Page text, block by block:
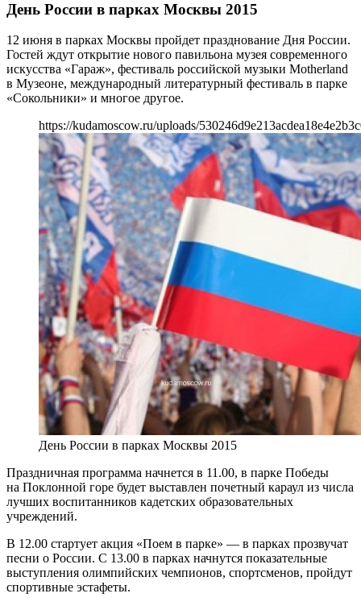
День России в парках Москвы 2015
12 июня в парках Москвы пройдет празднование Дня России.
Гостей ждут открытие нового павильона музея современного
искусства «Гараж», фестиваль российской музыки Motherland
в Музеоне, международный литературный фестиваль в парке
«Сокольники» и многое другое.
https://kudamoscow.ru/uploads/
День России в парках Москвы 2015
Праздничная программа начнется в 11.00, в парке Победы
на Поклонной горе будет выставлен почетный караул из числа
лучших воспитанников кадетских образовательных
учреждений.
В 12.00 стартует акция «Поем в парке» — в парках прозвучат
песни о России. С 13.00 в парках начнутся показательные
выступления олимпийских чемпионов, спортсменов, пройдут
спортивные эстафеты.